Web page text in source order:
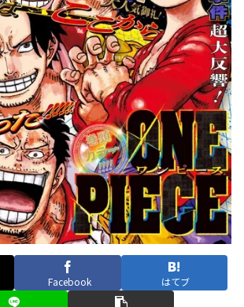
Facebook はてブ